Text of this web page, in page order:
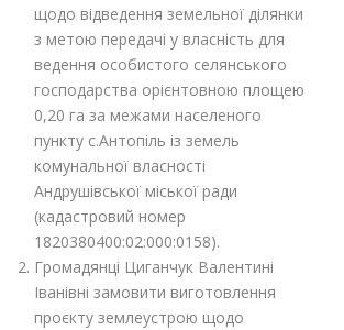
щодо відведення земельної ділянки
з метою передачі у власність для
ведення особистого селянського
господарства орієнтовною площею
0,20 га за межами населеного
пункту с.Антопіль із земель
комунальної власності
Андрушівської міської ради
(кадастровий номер
1820380400:02:000:0158).
Громадянці Циганчук Валентині
Іванівні замовити виготовлення
проєкту землеустрою щодо